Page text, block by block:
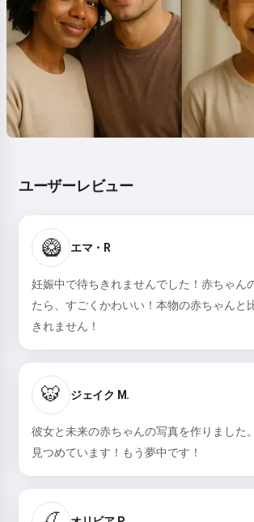
ユーザーレビュー
🥝 エマ・R
妊娠中で待ちきれませんでした！赤ちゃん
たら、すごくかわいい！本物の赤ちゃんと
きれません！
🐯 ジェイク M.
彼女と未来の赤ちゃんの写真を作りました
見つめています！もう夢中です！